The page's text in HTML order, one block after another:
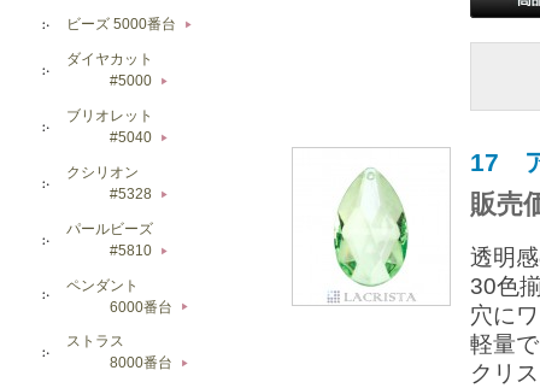
ビーズ 5000番台 ▶
ダイヤカット
#5000
▶
ブリオレット
#5040
▶
クシリオン
#5328
▶
パールビーズ
#5810
▶
ペンダント
6000番台
▶
ストラス
8000番台
▶
17
販売
透明
30色
穴に
軽量
クリ